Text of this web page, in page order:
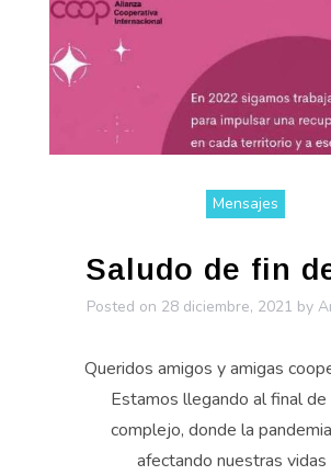
Mensajes
Saludo de fin
Posted on 28 diciembre, 2021 by
Queridos amigos y amigas
Estamos llegando al final de
complejo, donde la
afectando nuestras